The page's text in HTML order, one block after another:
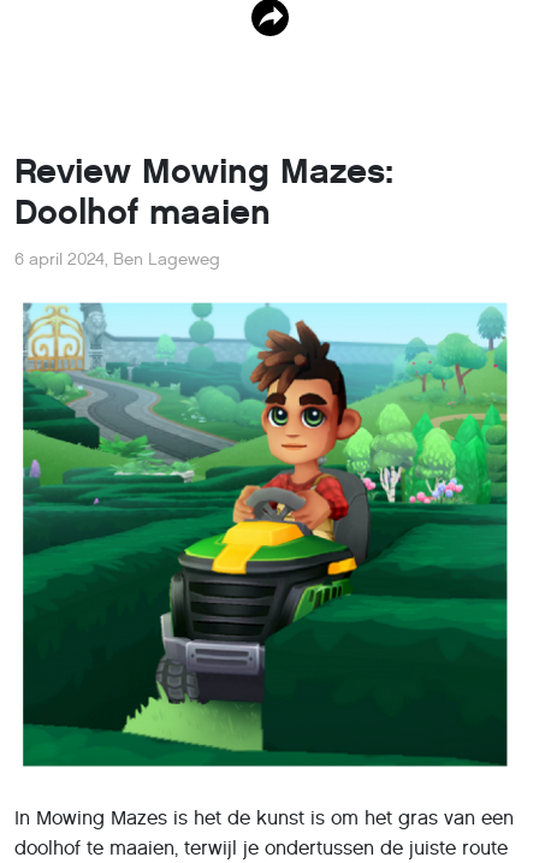
Review Mowing Mazes:
Doolhof maaien
6 april 2024, Ben Lageweg
In Mowing Mazes is het de kunst is om het gras van een
doolhof te maaien, terwijl je ondertussen de juiste route